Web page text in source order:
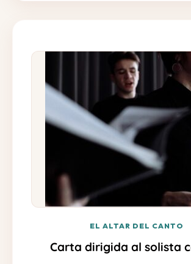
EL ALTAR DEL CANTO
Carta dirigida al solista